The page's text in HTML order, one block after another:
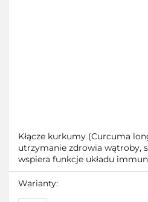
Kłącze kurkumy (Curcuma
utrzymanie zdrowia wątroby,
wspiera funkcje układu
Warianty: